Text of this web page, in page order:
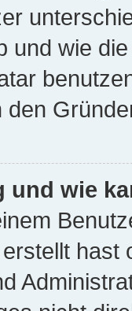
und wie
den
und wie